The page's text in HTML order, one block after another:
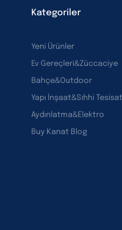
Kategoriler
Yeni Ürünler
Ev Gereçleri&Züccaciye
Bahçe&Outdoor
Yapı İnşaat&Sıhhi Tesisat
Aydınlatma&Elektro
Buy Kanat Blog